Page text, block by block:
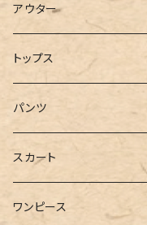
アウター
コート
ジャケット
ブルゾン
ロングシャツ
トップス
Tシャツ
カットソー
半袖
スウェット・パーカー
パンツ
デニム
スキニー
スカート
ロング
ワンピース